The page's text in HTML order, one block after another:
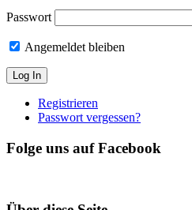
Passwort
Angemeldet bleiben
Registrieren
Passwort vergessen?
Folge uns auf Facebook